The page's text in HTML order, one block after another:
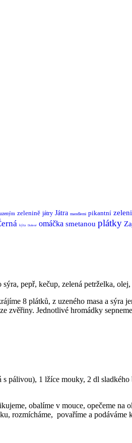
uzeným zelenině játry Játra mandlemi pikantní
kýta Dušené omáčka smetanou plátky
pepř, kečup, zelená petrželka, olej,
8 plátků, z uzeného masa a sýra
zvěřiny. Jednotlivé hromádky
pálivou), 1 lžíce mouky, 2 dl
obalíme v mouce, opečeme
rozmícháme, povaříme a podáváme